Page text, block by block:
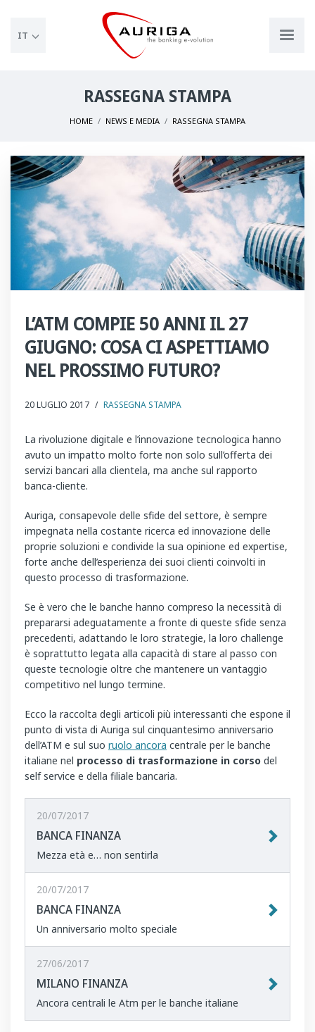
IT
RASSEGNA STAMPA
HOME NEWS E MEDIA RASSEGNA STAMPA
L’ATM COMPIE 50 ANNI IL 27
GIUGNO: COSA CI ASPETTIAMO
NEL PROSSIMO FUTURO?
20 LUGLIO 2017 / RASSEGNA STAMPA
La rivoluzione digitale e l’innovazione tecnologica hanno
avuto un impatto molto forte non solo sull’offerta dei
servizi bancari alla clientela, ma anche sul rapporto
banca-cliente.
Auriga, consapevole delle sfide del settore, è sempre
impegnata nella costante ricerca ed innovazione delle
proprie soluzioni e condivide la sua opinione ed expertise,
forte anche dell’esperienza dei suoi clienti coinvolti in
questo processo di trasformazione.
Se è vero che le banche hanno compreso la necessità di
prepararsi adeguatamente a fronte di queste sfide senza
precedenti, adattando le loro strategie, la loro challenge
è soprattutto legata alla capacità di stare al passo con
queste tecnologie oltre che mantenere un vantaggio
competitivo nel lungo termine.
Ecco la raccolta degli articoli più interessanti che espone il
punto di vista di Auriga sul cinquantesimo anniversario
dell’ATM e sul suo ruolo ancora centrale per le banche
italiane nel processo di trasformazione in corso del
self service e della filiale bancaria.
20/07/2017
BANCA FINANZA
Mezza età e… non sentirla
20/07/2017
BANCA FINANZA
Un anniversario molto speciale
27/06/2017
MILANO FINANZA
Ancora centrali le Atm per le banche italiane